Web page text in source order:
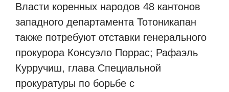
Власти коренных народов 48 кантонов
западного департамента Тотоникапан
также потребуют отставки генерального
прокурора Консуэло Поррас; Рафаэль
Курручиш, глава Специальной
прокуратуры по борьбе с